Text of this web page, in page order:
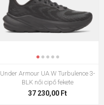
Under Armour UA W Turbulence 3-
BLK női cipő fekete
37 230,00 Ft